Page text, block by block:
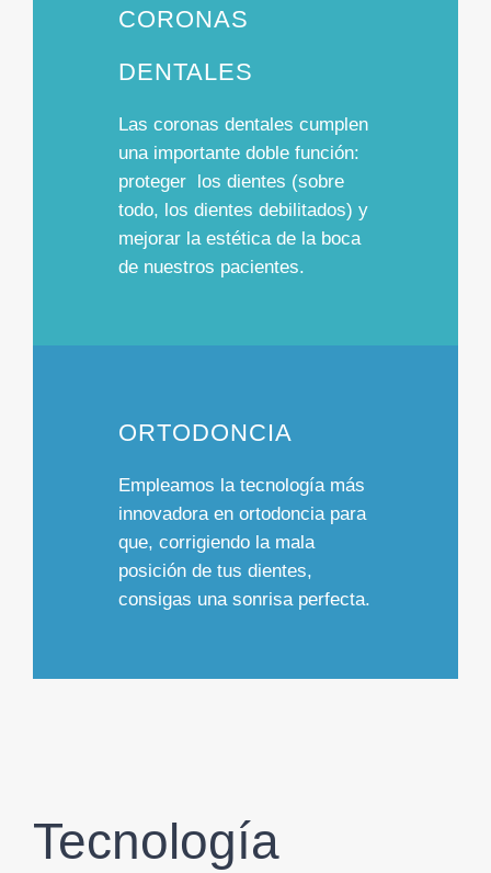
CORONAS
DENTALES
Las coronas dentales cumplen
una importante doble función:
proteger los dientes (sobre
todo, los dientes debilitados) y
mejorar la estéticade la boca
de nuestros pacientes.
ORTODONCIA
Empleamos la tecnología más
innovadoraen ortodoncia para
que, corrigiendo la mala
posición de tus dientes,
consigas una sonrisa perfecta.
Tecnología